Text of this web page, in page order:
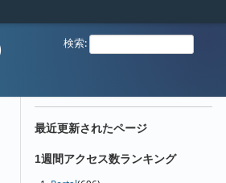
検索:
最近更新されたページ
1週間アクセス数ランキング